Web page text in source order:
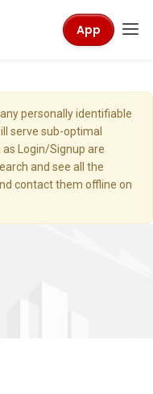
App
personally identifiable
serve sub-optimal
Login/Signup are
and see all the
contact them offline on